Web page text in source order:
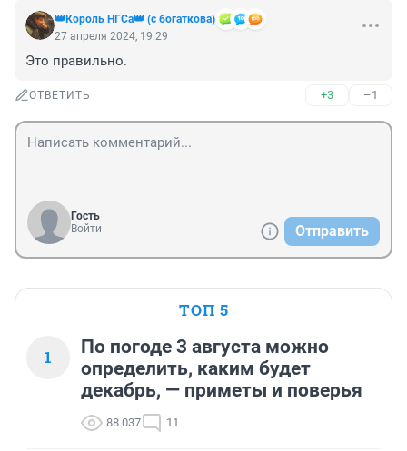
👑Король НГСа👑 (с богаткова)
27 апреля 2024, 19:29
Это правильно.
ОТВЕТИТЬ +3 –1
Гость
Войти
Отправить
ТОП 5
1
По погоде 3 августа можно
определить, каким будет
декабрь, — приметы и поверья
88 037 11